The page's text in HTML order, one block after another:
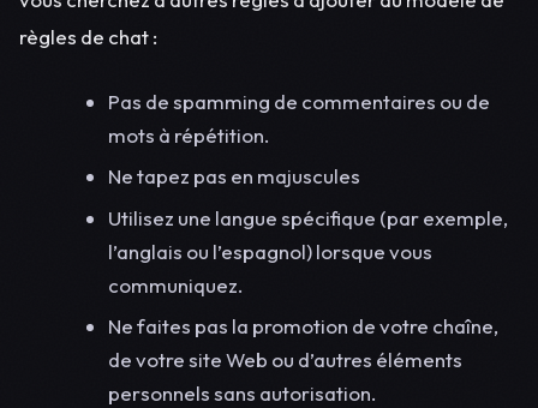
règles de chat :
Pas de spamming de commentaires ou de
mots à répétition.
Ne tapez pas en majuscules
Utilisez une langue spécifique (par exemple,
l’anglais ou l’espagnol) lorsque vous
communiquez.
Ne faites pas la promotion de votre chaîne,
de votre site Web ou d’autres éléments
personnels sans autorisation.